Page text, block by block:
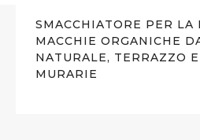
SMACCHIATORE PER
MACCHIE ORGANICHE
NATURALE, TERRAZZO
MURARIE